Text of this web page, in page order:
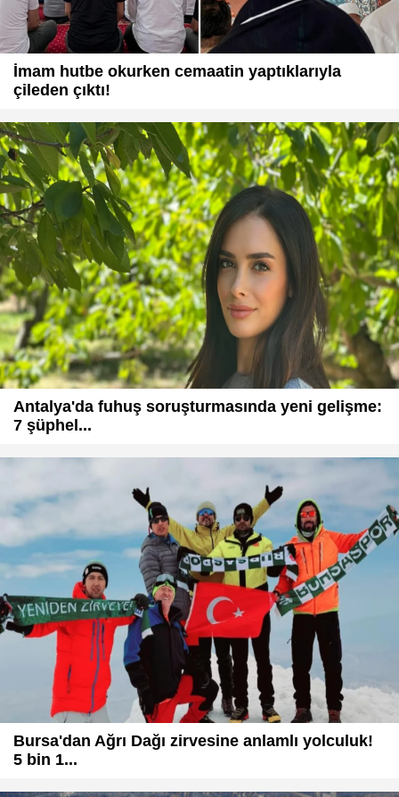
İmam hutbe okurken cemaatin yaptıklarıyla
çileden çıktı!
Antalya'da fuhuş soruşturmasında yeni gelişme:
7 şüphel...
Bursa'dan Ağrı Dağı zirvesine anlamlı yolculuk!
5 bin 1...